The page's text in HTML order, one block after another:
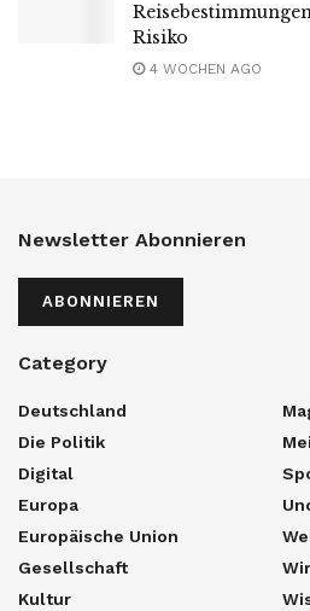
Risiko
4 WOCHEN AGO
Newsletter Abonnieren
ABONNIEREN
Category
Deutschland
Die Politik
Digital
Europa
Europäische Union
Gesellschaft
Kultur